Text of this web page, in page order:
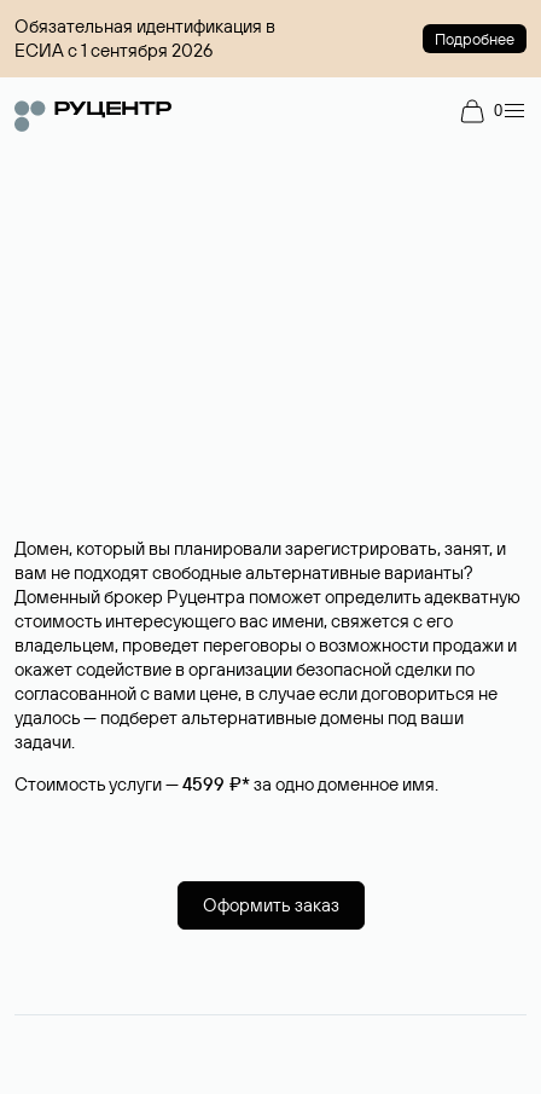
Обязательная идентификация в
ЕСИА с 1 сентября 2026
Подробнее
0
Домен, который вы планировали зарегистрировать, занят, и
вам не подходят свободные альтернативные варианты?
Доменный брокер Руцентра поможет определить адекватную
стоимость интересующего вас имени, свяжется с его
владельцем, проведет переговоры о возможности продажи и
окажет содействие в организации безопасной сделки по
согласованной с вами цене, в случае если договориться не
удалось — подберет альтернативные домены под ваши
задачи.
Стоимость услуги —4599 ₽*за одно доменное имя.
Оформить заказ